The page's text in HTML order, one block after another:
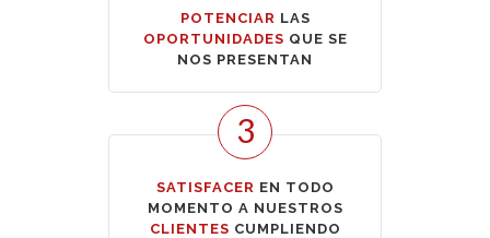
POTENCIAR LAS
OPORTUNIDADES QUE SE
NOS PRESENTAN
3
SATISFACER EN TODO
MOMENTO A NUESTROS
CLIENTES CUMPLIENDO